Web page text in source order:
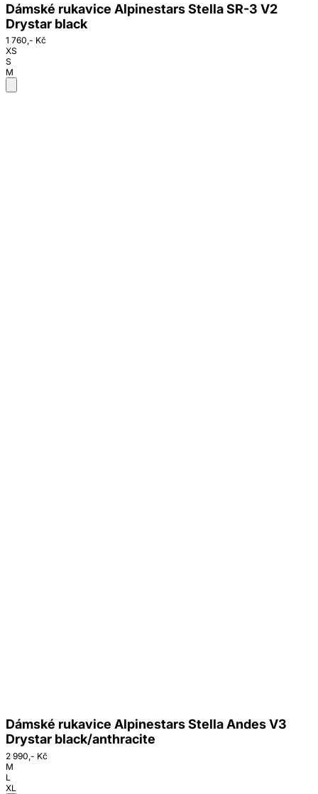
Dámské rukavice Alpinestars Stella SR-3 V2
Drystar black
1 760,- Kč
XS
S
M
Dámské rukavice Alpinestars Stella Andes V3
Drystar black/anthracite
2 990,- Kč
M
L
XL